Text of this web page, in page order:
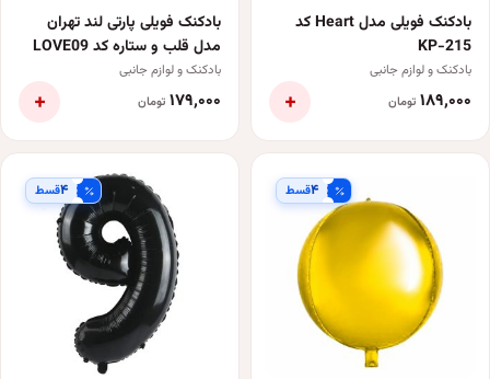
بادکنک فویلی مدل Heart کد
KP-215
بادکنک و لوازم جانبی
۱۸۹٬۰۰۰ تومان +
بادکنک فویلی پارتی لند تهران
مدل قلب و ستاره کد LOVE09
بسته چهار عددی
بادکنک و لوازم جانبی
۱۷۹٬۰۰۰ تومان +
۴قسط ۴قسط